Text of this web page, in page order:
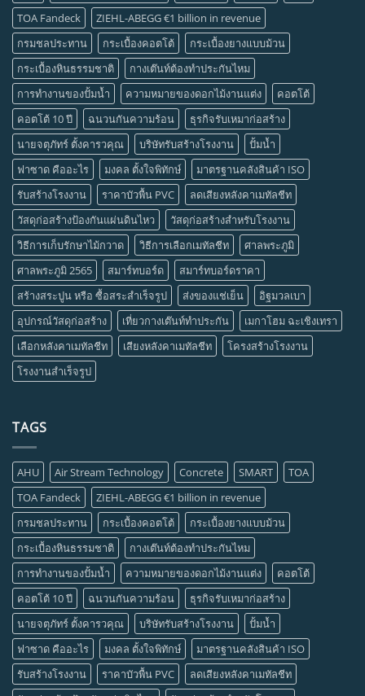
TOA Fandeck
ZIEHL-ABEGG €1 billion in revenue
กรมชลประทาน
กระเบื้องคอตโต้
กระเบื้องยางแบบม้วน
กระเบื้องหินธรรมชาติ
กางเต๊นท์ต้องทำประกันไหม
การทำงานของปั้มน้ำ
ความหมายของดอกไม้งานแต่ง
คอตโต้
คอตโต้ 10 ปี
ฉนวนกันความร้อน
ธุรกิจรับเหมาก่อสร้าง
นายจตุภัทร์ ตั้งคารวคุณ
บริษัทรับสร้างโรงงาน
ปั้มน้ำ
ฟาซาด คืออะไร
มงคล ตั้งใจพิทักษ์
มาตรฐานคลังสินค้า ISO
รับสร้างโรงงาน
ราคาบัวพื้น PVC
ลดเสียงหลังคาเมทัลชีท
วัสดุก่อสร้างป้องกันแผ่นดินไหว
วัสดุก่อสร้างสำหรับโรงงาน
วิธีการเก็บรักษาไม้กวาด
วิธีการเลือกเมทัลชีท
ศาลพระภูมิ
ศาลพระภูมิ 2565
สมาร์ทบอร์ด
สมาร์ทบอร์ดราคา
สร้างสระปูน หรือ ซื้อสระสำเร็จรูป
ส่งของแช่เย็น
อิฐมวลเบา
อุปกรณ์วัสดุก่อสร้าง
เที่ยวกางเต๊นท์ทำประกัน
เมกาโฮม ฉะเชิงเทรา
เลือกหลังคาเมทัลชีท
เสียงหลังคาเมทัลชีท
โครงสร้างโรงงาน
โรงงานสำเร็จรูป
TAGS
AHU Air Stream Technology Concrete SMART
TOA
TOA Fandeck
ZIEHL-ABEGG €1 billion in revenue
กรมชลประทาน
กระเบื้องคอตโต้
กระเบื้องยางแบบม้วน
กระเบื้องหินธรรมชาติ
กางเต๊นท์ต้องทำประกันไหม
การทำงานของปั้มน้ำ
ความหมายของดอกไม้งานแต่ง
คอตโต้
คอตโต้ 10 ปี
ฉนวนกันความร้อน
ธุรกิจรับเหมาก่อสร้าง
นายจตุภัทร์ ตั้งคารวคุณ
บริษัทรับสร้างโรงงาน
ปั้มน้ำ
ฟาซาด คืออะไร
มงคล ตั้งใจพิทักษ์
มาตรฐานคลังสินค้า ISO
รับสร้างโรงงาน
ราคาบัวพื้น PVC
ลดเสียงหลังคาเมทัลชีท